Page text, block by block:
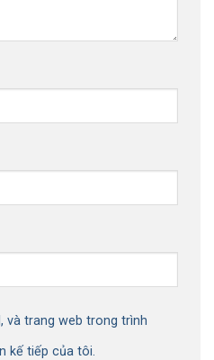
và trang web trong trình
kế tiếp của tôi.